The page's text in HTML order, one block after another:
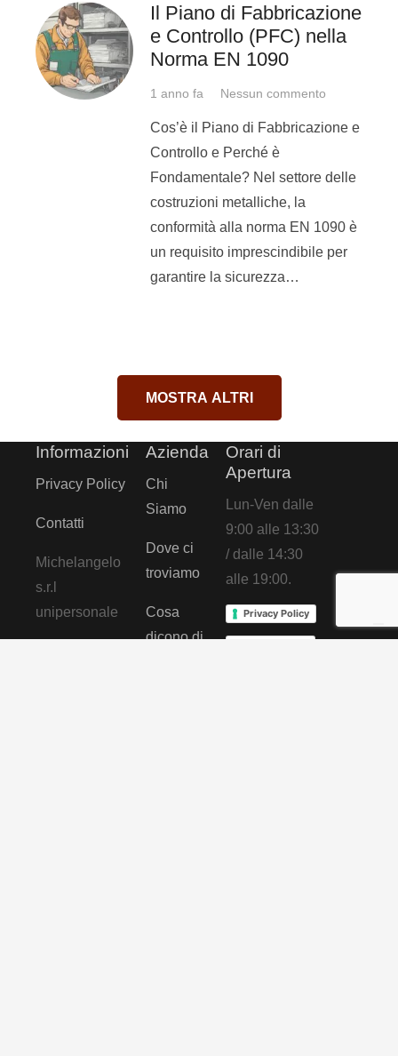
Puoi contattarci e candidarti
all’offerta di lavoro.
Candidatiqui
Pronta a
cambiare?
saldatore e
sentiti libera di
cogliere le tue
Il Piano di Fabbricazione
e Controllo (PFC) nella
Norma EN 1090
1 anno fa Nessun commento
Cos’è il Piano di Fabbricazione e
Controllo e Perché è
Fondamentale? Nel settore delle
costruzioni metalliche, la
conformità alla norma EN 1090 è
un requisito imprescindibile per
garantire la sicurezza…
MOSTRA ALTRI
Informazioni
Privacy Policy
Contatti
Michelangelo
s.r.l
unipersonale
Azienda
Chi
Siamo
Dove ci
troviamo
Cosa
dicono di
Orari di
Apertura
Lun-Ven dalle
9:00 alle 13:30
/ dalle 14:30
alle 19:00.
Privacy Policy